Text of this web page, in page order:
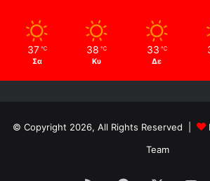
37 ℃
Σα
38 ℃
Κυ
33 ℃
Δε
© Copyright 2026, All Rights Reserved |
Team